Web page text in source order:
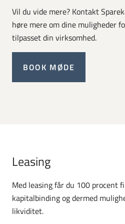
Vil du vide mere? Kontakt
høre mere om dine muligheder
tilpasset din virksomhed.
BOOK MØDE
Leasing
Med leasing får du 100 procent
kapitalbinding og dermed
likviditet.